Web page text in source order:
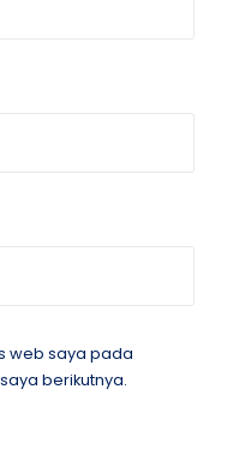
web saya pada
berikutnya.